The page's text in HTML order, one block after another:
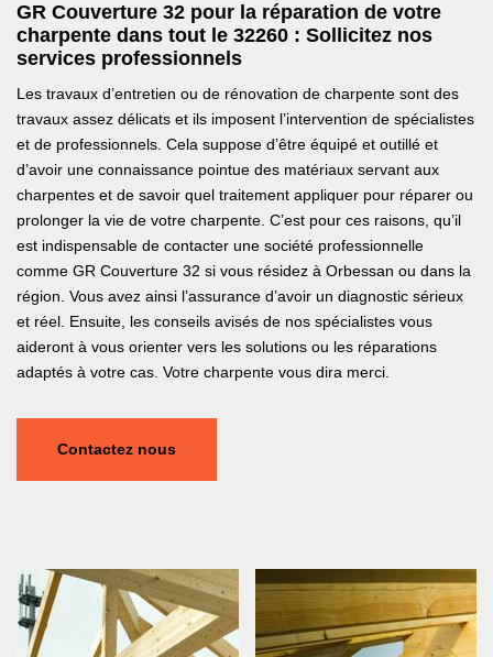
GR Couverture 32 pour la réparation de votre
charpente dans tout le 32260 : Sollicitez nos
services professionnels
Les travaux d’entretien ou de rénovation de charpente sont des
travaux assez délicats et ils imposent l’intervention de spécialistes
et de professionnels. Cela suppose d’être équipé et outillé et
d’avoir une connaissance pointue des matériaux servant aux
charpentes et de savoir quel traitement appliquer pour réparer ou
prolonger la vie de votre charpente. C’est pour ces raisons, qu’il
est indispensable de contacter une société professionnelle
comme GR Couverture 32 si vous résidez à Orbessan ou dans la
région. Vous avez ainsi l’assurance d’avoir un diagnostic sérieux
et réel. Ensuite, les conseils avisés de nos spécialistes vous
aideront à vous orienter vers les solutions ou les réparations
adaptés à votre cas. Votre charpente vous dira merci.
Contactez nous